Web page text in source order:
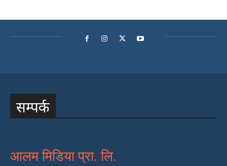
सम्पर्क
आलम मिडिया प्रा. लि.